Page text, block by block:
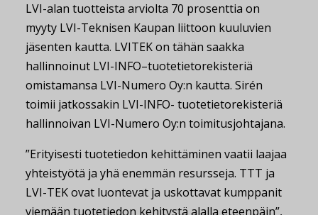
LVI-alan tuotteista arviolta 70 prosenttia on
myyty LVI-Teknisen Kaupan liittoon kuuluvien
jäsenten kautta. LVITEK on tähän saakka
hallinnoinut LVI-INFO–tuotetietorekisteriä
omistamansa LVI-Numero Oy:n kautta. Sirén
toimii jatkossakin LVI-INFO- tuotetietorekisteriä
hallinnoivan LVI-Numero Oy:n toimitusjohtajana.
”Erityisesti tuotetiedon kehittäminen vaatii laajaa
yhteistyötä ja yhä enemmän resursseja. TTT ja
LVI-TEK ovat luontevat ja uskottavat kumppanit
viemään tuotetiedon kehitystä alalla eteenpäin”,